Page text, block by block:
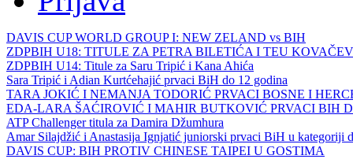
DAVIS CUP WORLD GROUP I: NEW ZELAND vs BIH
ZDPBIH U18: TITULE ZA PETRA BILETIĆA I TEU
ZDPBIH U14: Titule za Saru Tripić i Kana Ahića
Sara Tripić i Adian Kurtćehajić prvaci BiH do 12 godina
TARA JOKIĆ I NEMANJA TODORIĆ PRVACI BOSNE I
EDA-LARA ŠAĆIROVIĆ I MAHIR BUTKOVIĆ PRVACI BIH
ATP Challenger titula za Damira Džumhura
Amar Silajdžić i Anastasija Ignjatić juniorski prvaci BiH u kategoriji
DAVIS CUP: BIH PROTIV CHINESE TAIPEI U GOSTIMA